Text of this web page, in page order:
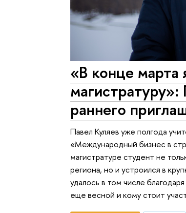
«В конце марта
раннего
Павел Куляев уже полгода
«Международный бизнес в
магистратуре студент не
региона, но и устроился в
удалось в том числе
еще весной и кому стоит